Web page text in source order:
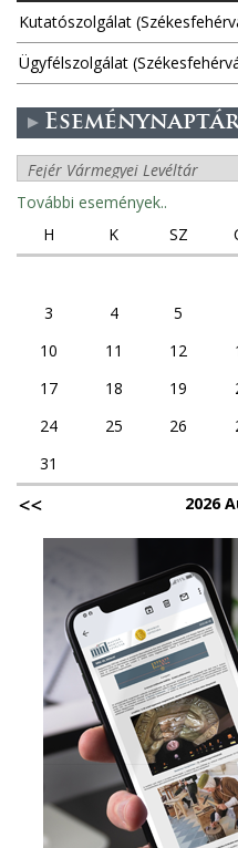
Kutatószolgálat
Ügyfélszolgálat
További események..
H
K SZ
3
4 5
10
11 12
17
18 19
24
25 26
31
2026